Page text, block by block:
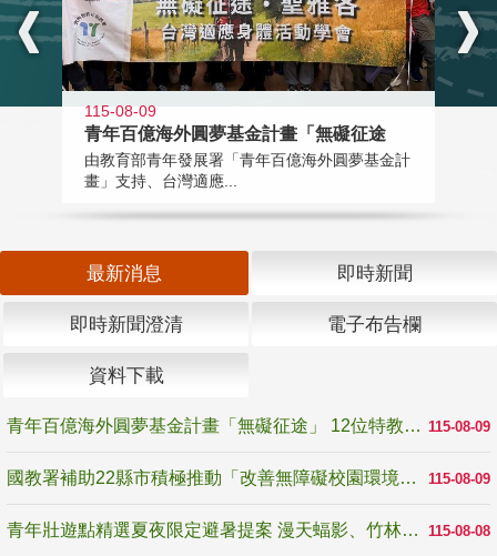
115-08-09
青年百億海外圓夢基金計畫「無礙征途
由教育部青年發展署「青年百億海外圓夢基金計
畫」支持、台灣適應...
最新消息 即時新聞
即時新聞澄清 電子布告欄
資料下載
115-08-09
青年百億海外圓夢基金計畫「無礙征途」 12位特教與弱勢青年勇闖西班牙 跨越感官限制見證生命蛻變
115-08-09
國教署補助22縣市積極推動「改善無障礙校園環境計畫」 打造友善、安全、無礙學習空間
115-08-08
青年壯遊點精選夏夜限定避暑提案 漫天蝠影、竹林尋蛙、茶香夜觀 邀青年暮色出發